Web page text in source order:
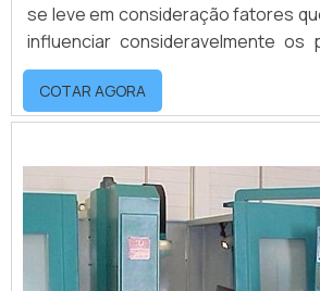
se leve em consideração fatores
influenciar consideravelmente os
que serão fabricados a partir destes
Sendo assim, é indicado que se
pesquisa antes de fechar qualquer
industriais utilizam moldes
fabricação de peças que requ...
COTAR AGORA